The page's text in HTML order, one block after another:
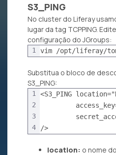
S3_PING
No cluster do Liferay
lugar da tag TCPPING.
configuração do JGroups:
1 vim /opt/liferay/
Substitua o bloco de
S3_PING:
1
<S3_PING
2
3
4
/>
location: o nome